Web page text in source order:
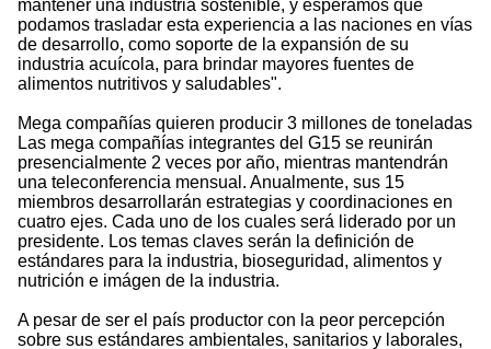
mantener una industria sostenible, y esperamos que
podamos trasladar esta experiencia a las naciones en vías
de desarrollo, como soporte de la expansión de su
industria acuícola, para brindar mayores fuentes de
alimentos nutritivos y saludables".
Mega compañías quieren producir 3 millones de toneladas
Las mega compañías integrantes del G15 se reunirán
presencialmente 2 veces por año, mientras mantendrán
una teleconferencia mensual. Anualmente, sus 15
miembros desarrollarán estrategias y coordinaciones en
cuatro ejes. Cada uno de los cuales será liderado por un
presidente. Los temas claves serán la definición de
estándares para la industria, bioseguridad, alimentos y
nutrición e imágen de la industria.
A pesar de ser el país productor con la peor percepción
sobre sus estándares ambientales, sanitarios y laborales,